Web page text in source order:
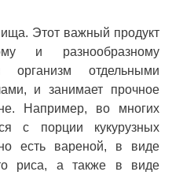
Этот важный продукт
и разнообразному
организм отдельными
и занимает прочное
Например, во многих
с порции кукурузных
есть вареной, в виде
риса, а также в виде